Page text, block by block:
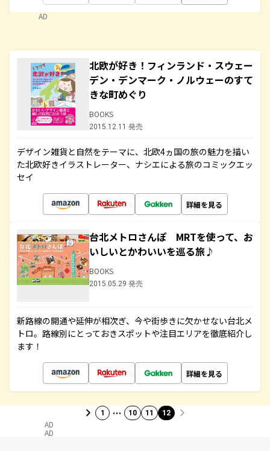
AD
北欧が好き！フィンランド・スウェー
デン・デンマーク・ノルウェーのすて
きな町めぐり
BOOKS
2015.12.11 発売
デザイン雑貨と自然をテーマに、北欧4ヵ国の旅の魅力を描い
た北欧好きイラストレーター、ナシエによる旅のコミックエッ
セイ
詳細を見る
台北メトロさんぽ MRTを使って、お
いしいとかわいいを巡る旅♪
BOOKS
2015.05.29 発売
新路線の開通や延伸が相次ぎ、今や街歩きに欠かせない台北メ
トロ。路線別にとっておきスポットや注目エリアを徹底紹介し
ます！
詳細を見る
1 … 10 11 12
AD
AD